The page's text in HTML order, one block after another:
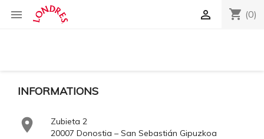
 shopping_cart (0)

INFORMATIONS

Zubieta 2
20007 Donostia – San Sebastián Gipuzkoa